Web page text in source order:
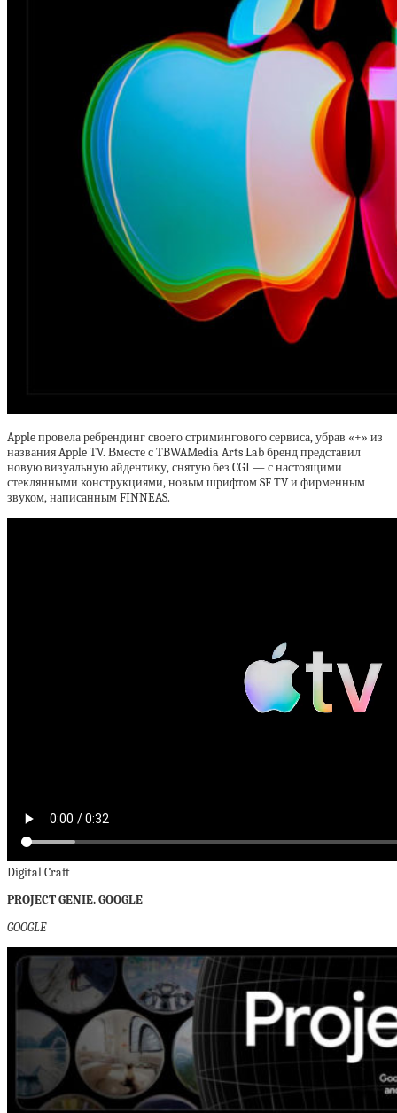
Apple провела ребрендинг своего стримингового сервиса, убрав «+» из
названия Apple TV. Вместе с TBWAMedia Arts Lab бренд представил
новую визуальную айдентику, снятую без CGI — с настоящими
стеклянными конструкциями, новым шрифтом SF TV и фирменным
звуком, написанным FINNEAS.
Digital Craft
PROJECT GENIE. GOOGLE
GOOGLE